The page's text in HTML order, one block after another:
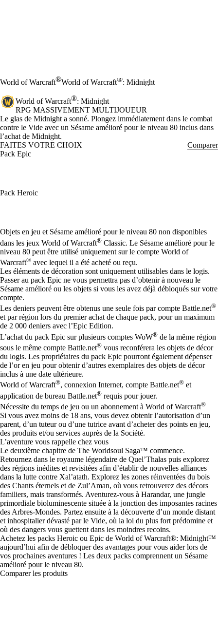
World of Warcraft®World of Warcraft®: Midnight
World of Warcraft®: Midnight
RPG MASSIVEMENT MULTIJOUEUR
Product Notification
Le glas de Midnight a sonné. Plongez immédiatement dans le combat
contre le Vide avec un Sésame amélioré pour le niveau 80 inclus dans
l’achat de Midnight.
FAITES VOTRE CHOIX
Comparer
Pack Epic
Pack Heroic
Available actions
Objets en jeu et Sésame amélioré pour le niveau 80 non disponibles
dans les jeux World of Warcraft® Classic. Le Sésame amélioré pour le
niveau 80 peut être utilisé uniquement sur le compte World of
Warcraft® avec lequel il a été acheté ou reçu.
Les éléments de décoration sont uniquement utilisables dans le logis.
Passer au pack Epic ne vous permettra pas d’obtenir à nouveau le
Sésame amélioré ou les objets si vous les avez déjà débloqués sur votre
compte.
Les deniers peuvent être obtenus une seule fois par compte Battle.net®
et par région lors du premier achat de chaque pack, pour un maximum
de 2 000 deniers avec l’Epic Edition.
L’achat du pack Epic sur plusieurs comptes WoW® de la même région
sous le même compte Battle.net® vous reconférera les objets de décor
du logis. Les propriétaires du pack Epic pourront également dépenser
de l’or en jeu pour obtenir d’autres exemplaires des objets de décor
inclus à une date ultérieure.
World of Warcraft®, connexion Internet, compte Battle.net® et
application de bureau Battle.net® requis pour jouer.
Nécessite du temps de jeu ou un abonnement à World of Warcraft®
Si vous avez moins de 18 ans, vous devez obtenir l’autorisation d’un
parent, d’un tuteur ou d’une tutrice avant d’acheter des points en jeu,
des produits et/ou services auprès de la Société.
L’aventure vous rappelle chez vous
Le deuxième chapitre de The Worldsoul Saga™ commence.
Retournez dans le royaume légendaire de Quel’Thalas puis explorez
des régions inédites et revisitées afin d’établir de nouvelles alliances
dans la lutte contre Xal’atath. Explorez les zones réinventées du bois
des Chants éternels et de Zul’Aman, où vous retrouverez des décors
familiers, mais transformés. Aventurez-vous à Harandar, une jungle
primordiale bioluminescente située à la jonction des imposantes racines
des Arbres-Mondes. Partez ensuite à la découverte d’un monde distant
et inhospitalier dévasté par le Vide, où la loi du plus fort prédomine et
où des dangers vous guettent dans les moindres recoins.
Achetez les packs Heroic ou Epic de World of Warcraft®: Midnight™
aujourd’hui afin de débloquer des avantages pour vous aider lors de
vos prochaines aventures ! Les deux packs comprennent un Sésame
amélioré pour le niveau 80.
Comparer les produits